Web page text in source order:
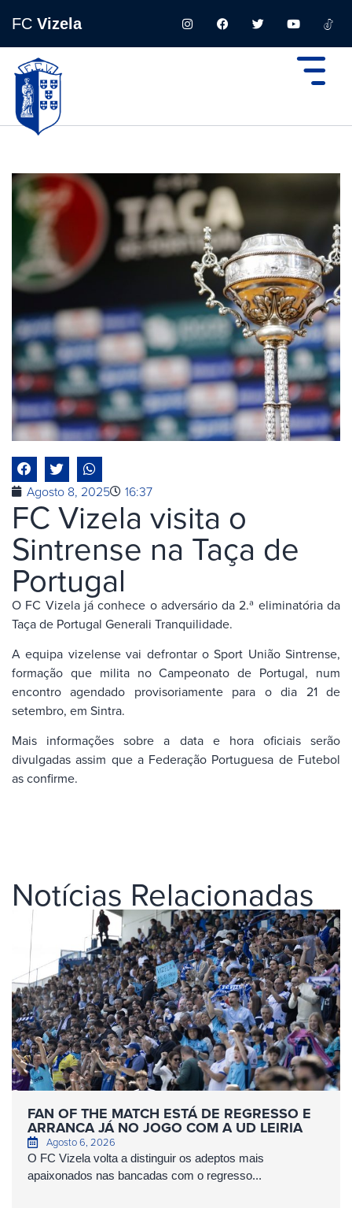
FC Vizela
Agosto 8, 2025 16:37
FC Vizela visita o
Sintrense na Taça de
Portugal
O FC Vizela já conhece o adversário da 2.ª eliminatória da
Taça de Portugal Generali Tranquilidade.
A equipa vizelense vai defrontar o Sport União Sintrense,
formação que milita no Campeonato de Portugal, num
encontro agendado provisoriamente para o dia 21 de
setembro, em Sintra.
Mais informações sobre a data e hora oficiais serão
divulgadas assim que a Federação Portuguesa de Futebol
as confirme.
Notícias Relacionadas
FAN OF THE MATCH ESTÁ DE REGRESSO E
ARRANCA JÁ NO JOGO COM A UD LEIRIA
Agosto 6, 2026
O FC Vizela volta a distinguir os adeptos mais
apaixonados nas bancadas com o regresso...